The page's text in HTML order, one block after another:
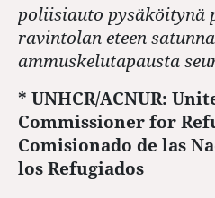
poliisiauto pysäköitynä
ravintolan eteen
ammuskelutapausta
* UNHCR/ACNUR:
Commissioner for
Comisionado de las
los Refugiados